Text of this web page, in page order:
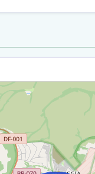
- W3 Norte (Setor
/ Ra I
714/ 715 / Ra I
/ Ra I
714/ 715 / Ra I